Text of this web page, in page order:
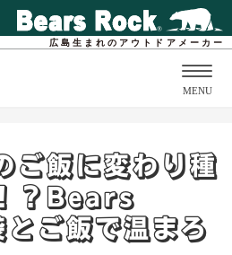
広島生まれのアウトドアメーカー
MENU
ご飯に変わり種
？Bears
ご飯で温まろ